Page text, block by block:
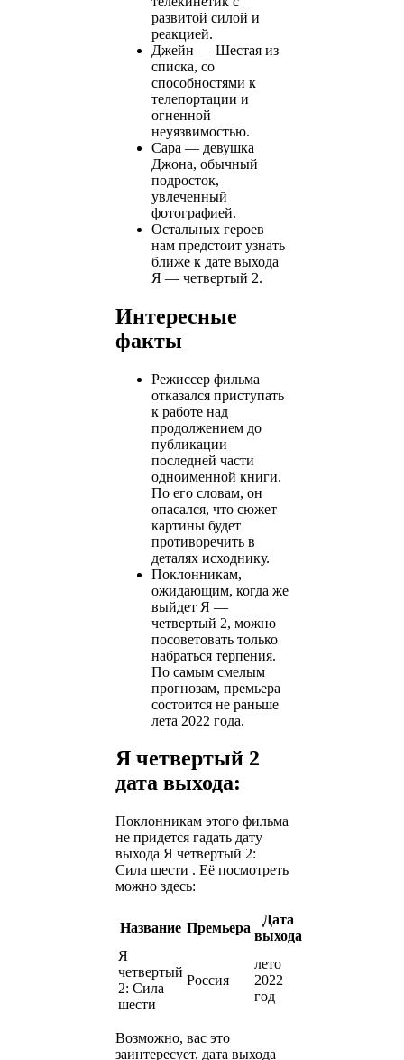
развитой силой и
реакцией.
Джейн — Шестая из
списка, со
способностями к
телепортации и
огненной
неуязвимостью.
Сара — девушка
Джона, обычный
подросток,
увлеченный
фотографией.
Остальных героев
нам предстоит узнать
ближе к дате выхода
Я — четвертый 2.
Интересные
факты
Режиссер фильма
отказался приступать
к работе над
продолжением до
публикации
последней части
одноименной книги.
По его словам, он
опасался, что сюжет
картины будет
противоречить в
деталях исходнику.
Поклонникам,
ожидающим, когда же
выйдет Я —
четвертый 2, можно
посоветовать только
набраться терпения.
По самым смелым
прогнозам, премьера
состоится не раньше
лета 2022 года.
Я четвертый 2
дата выхода:
Поклонникам этого фильма
не придется гадать дату
выхода Я четвертый 2:
Сила шести . Её посмотреть
можно здесь:
Название Премьера
Дата
выхода
Я
четвертый
2: Сила
шести
Россия
лето
2022
год
Возможно, вас это
заинтересует, дата выхода